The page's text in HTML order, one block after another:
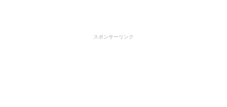
スポンサーリンク